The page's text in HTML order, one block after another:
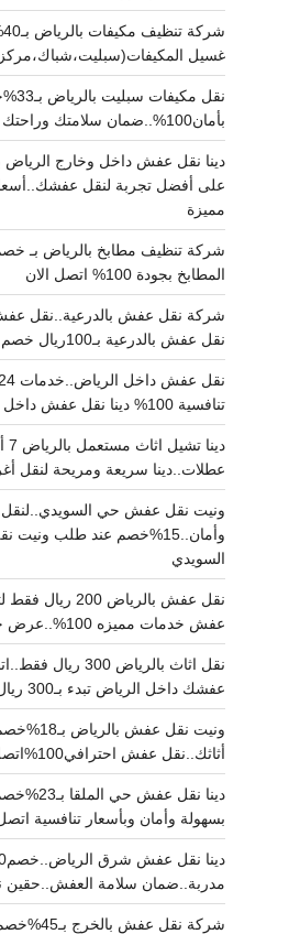
غسيل
نقل
بأمان100%..ضمان سلامتك وراحتك
على أفضل تجربة لنقل
مميزة
المطابخ بجودة 100% اتصل الان
شركة نقل عفش بالدرعية..نقل
نقل عفش بالدرعية بـ100ريال خصم على خدمات التغليف
تنافسية 100% دينا نقل عفش داخل الرياض
عطلات..دينا سريعة ومريحة لنقل
ونيت نقل عفش حي
وأمان..15%خصم عند طلب
السويدي
نقل عفش بالرياض
عفش خدمات مميزه 100%..عرض حصري
نقل اثاث بالرياض 300
عفشك داخل الرياض تبدء بـ300 ريال
ونيت نقل
أثاثك..نقل عفش احترافي100%اتصل الان
دينا نقل
بسهولة وأمان وبأسعار تنافسية
مدربة..ضمان سلامة
شركة نقل عفش